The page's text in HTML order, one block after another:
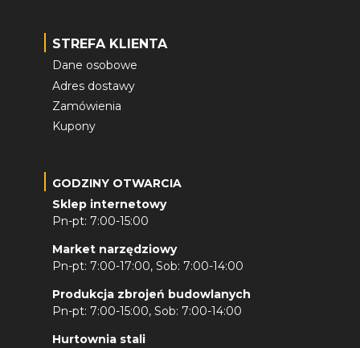
STREFA KLIENTA
Dane osobowe
Adres dostawy
Zamówienia
Kupony
GODZINY OTWARCIA
Sklep internetowy
Pn-pt: 7:00-15:00
Market narzędziowy
Pn-pt: 7:00-17:00, Sob: 7:00-14:00
Produkcja zbrojeń budowlanych
Pn-pt: 7:00-15:00, Sob: 7:00-14:00
Hurtownia stali